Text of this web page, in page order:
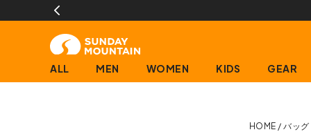
ALL MEN WOMEN KIDS GEAR
HOME バッグ